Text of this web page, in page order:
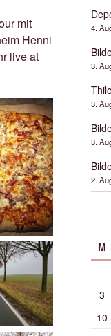
mit
Henni
live at
4.
3.
3.
3.
2.
M
3
10